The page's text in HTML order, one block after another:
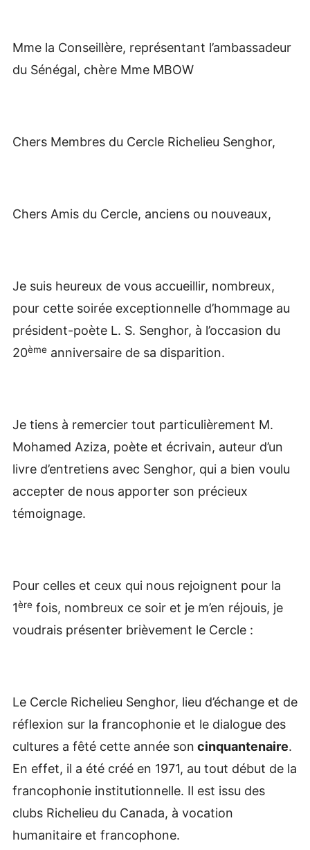
Mme la Conseillère, représentant l’ambassadeur
du Sénégal, chère Mme MBOW
Chers Membres du Cercle Richelieu Senghor,
Chers Amis du Cercle, anciens ou nouveaux,
Je suis heureux de vous accueillir, nombreux,
pour cette soirée exceptionnelle d’hommage au
président-poète L. S. Senghor, à l’occasion du
20èmeanniversaire de sa disparition.
Je tiens à remercier tout particulièrement M.
Mohamed Aziza, poète et écrivain, auteur d’un
livre d’entretiens avec Senghor, qui a bien voulu
accepter de nous apporter son précieux
témoignage.
Pour celles et ceux qui nous rejoignent pour la
1èrefois, nombreux ce soir et je m’en réjouis, je
voudrais présenter brièvement le Cercle :
Le Cercle Richelieu Senghor, lieu d’échange et de
réflexion sur la francophonie et le dialogue des
cultures a fêté cette année son cinquantenaire.
En effet, il a été créé en 1971, au tout début de la
francophonie institutionnelle. Il est issu des
clubs Richelieu du Canada, à vocation
humanitaire et francophone.